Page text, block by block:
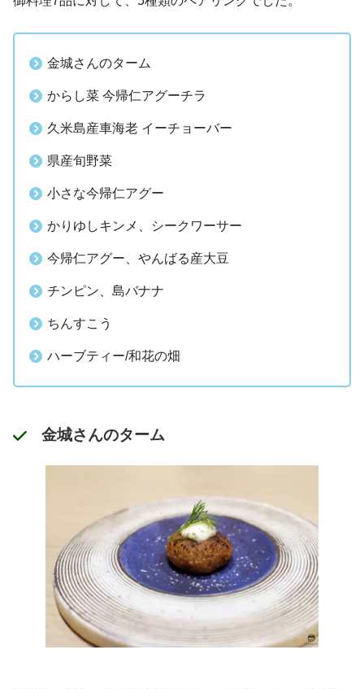
金城さんのターム
からし菜 今帰仁アグーチラ
久米島産車海老 イーチョーバー
県産旬野菜
小さな今帰仁アグー
かりゆしキンメ、シークワーサー
今帰仁アグー、やんばる産大豆
チンピン、島バナナ
ちんすこう
ハーブティー/和花の畑
金城さんのターム